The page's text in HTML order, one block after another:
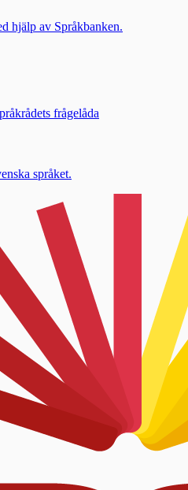
hjälp av Språkbanken.
frågelåda
språket.